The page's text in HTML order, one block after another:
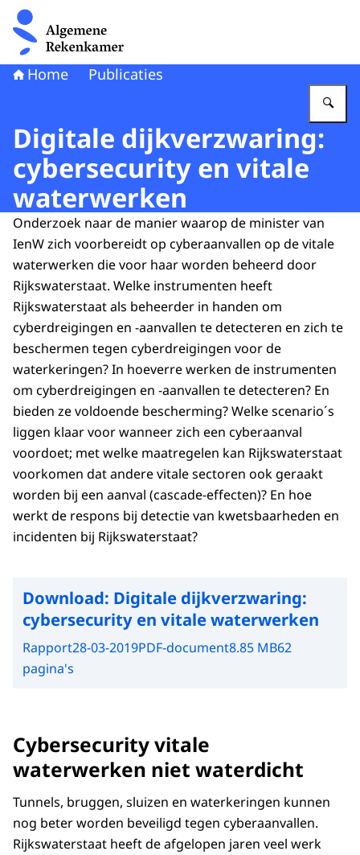
Naar de homepage van Algemene Rekenkamer
Home Publicaties
Digitale dijkverzwaring:
cybersecurity en vitale
waterwerken
Onderzoek naar de manier waarop de minister van
IenW zich voorbereidt op cyberaanvallen op de vitale
waterwerken die voor haar worden beheerd door
Rijkswaterstaat. Welke instrumenten heeft
Rijkswaterstaat als beheerder in handen om
cyberdreigingen en -aanvallen te detecteren en zich te
beschermen tegen cyberdreigingen voor de
waterkeringen? In hoeverre werken de instrumenten
om cyberdreigingen en -aanvallen te detecteren? En
bieden ze voldoende bescherming? Welke scenario´s
liggen klaar voor wanneer zich een cyberaanval
voordoet; met welke maatregelen kan Rijkswaterstaat
voorkomen dat andere vitale sectoren ook geraakt
worden bij een aanval (cascade-effecten)? En hoe
werkt de respons bij detectie van kwetsbaarheden en
incidenten bij Rijkswaterstaat?
Download: Digitale dijkverzwaring:
cybersecurity en vitale waterwerken
Rapport28-03-2019PDF-document8.85 MB62
pagina's
Cybersecurity vitale
waterwerken niet waterdicht
Tunnels, bruggen, sluizen en waterkeringen kunnen
nog beter worden beveiligd tegen cyberaanvallen.
Rijkswaterstaat heeft de afgelopen jaren veel werk